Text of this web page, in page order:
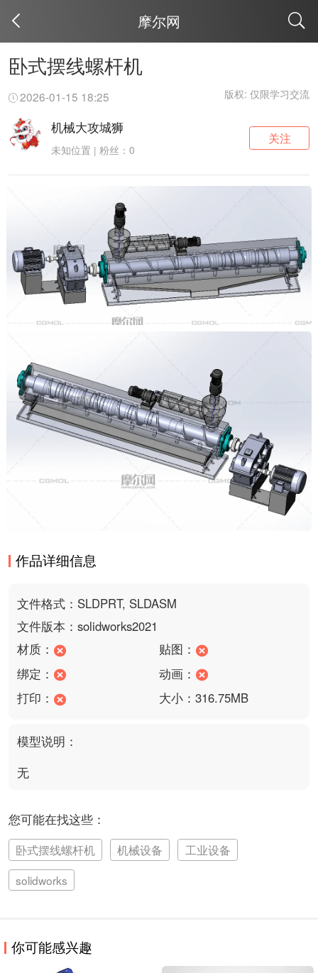
摩尔网
卧式摆线螺杆机
2026-01-15 18:25 版权: 仅限学习交流
机械大攻城狮
未知位置 | 粉丝：0
关注
作品详细信息
文件格式：SLDPRT, SLDASM
文件版本：solidworks2021
材质：
贴图：
绑定：
动画：
打印：
大小：316.75MB
模型说明：
无
您可能在找这些：
卧式摆线螺杆机 机械设备
工业设备
solidworks
你可能感兴趣
取消